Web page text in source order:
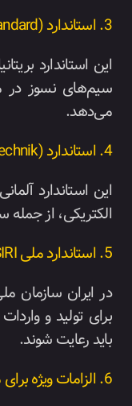
3. استاندارد BS (British Standard)
این استاندارد
سیم‌های نسوز در
می‌دهد.
4. استاندارد VDE (Verband der Elektrotechnik)
این استاندارد
الکتریکی، از
5. استاندارد ملی ISIRI (مربوط به ایران)
برای تولید و
باید رعایت شوند.
6. الزامات ویژه برای محیط‌های صنعتی و حساس